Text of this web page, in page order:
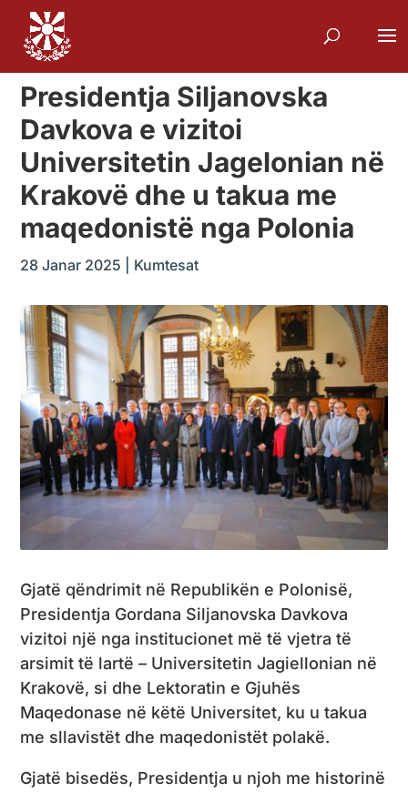
Presidentja Siljanovska
Davkova e vizitoi
Universitetin Jagelonian në
Krakovë dhe u takua me
maqedonistë nga Polonia
28 Janar 2025 Kumtesat
Gjatë qëndrimit në Republikën e Polonisë,
Presidentja Gordana Siljanovska Davkova
vizitoi një nga institucionet më të vjetra të
arsimit të lartë – Universitetin Jagiellonian në
Krakovë, si dhe Lektoratin e Gjuhës
Maqedonase në këtë Universitet, ku u takua
me sllavistët dhe maqedonistët polakë.
Gjatë bisedës, Presidentja u njoh me historinë